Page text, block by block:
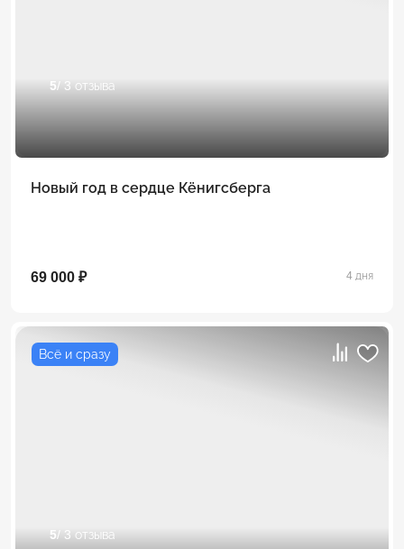
5/ 3 отзыва
Новый год в сердце Кёнигсберга
69 000 ₽ 4 дня
Всё и сразу
5/ 3 отзыва